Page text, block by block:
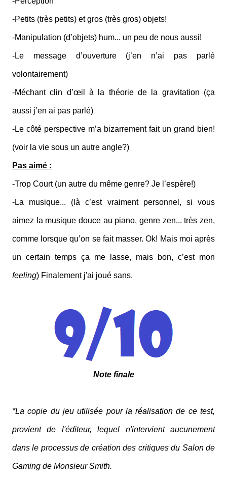
-Petits (très petits) et gros (très gros) objets!
-Manipulation (d’objets) hum... un peu de nous aussi!
-Le message d’ouverture (j’en n’ai pas parlé
volontairement)
-Méchant clin d’œil à la théorie de la gravitation (ça
aussi j’en ai pas parlé)
-Le côté perspective m’a bizarrement fait un grand bien!
(voir la vie sous un autre angle?)
Pas aimé :
-Trop Court (un autre du même genre? Je l’espère!)
-La musique... (là c’est vraiment personnel, si vous
aimez la musique douce au piano, genre zen... très zen,
comme lorsque qu’on se fait masser. Ok! Mais moi après
un certain temps ça me lasse, mais bon, c’est mon
feeling) Finalement j'ai joué sans.
Note finale
*La copie du jeu utilisée pour la réalisation de ce test,
provient de l'éditeur, lequel n'intervient aucunement
dans le processus de création des critiques du Salon de
Gaming de Monsieur Smith.